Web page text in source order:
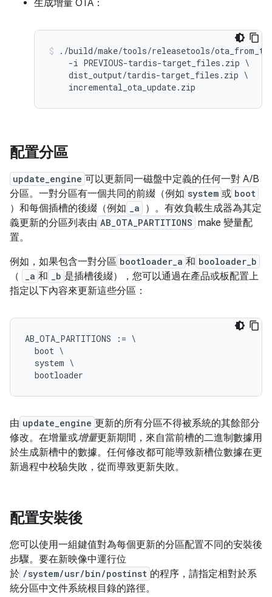
生成增量 OTA：
./build/make/tools/releasetools/
    -i PREVIOUS-tardis-target_files.zip \
    dist_output/tardis-target_files.zip \
配置分區
update_engine 可以更新同一磁盤中定義的任何一對 A/B
分區。一對分區有一個共同的前綴（例如 system 或 boot
）和每個插槽的後綴（例如 _a
）。有效負載生成器為其定
義更新的分區列表由 AB_OTA_PARTITIONS make 變量配
置。
例如，如果包含一對分區 bootloader_a 和 booloader_b
（ _a 和 _b 是插槽後綴），您可以通過在產品或板配置上
指定以下內容來更新這些分區：
AB_OTA_PARTITIONS := \
  boot \
  system \
由 update_engine 更新的所有分區不得被系統的其餘部分
修改。在增量或增量更新期間，來自當前槽的二進制數據用
於生成新槽中的數據。任何修改都可能導致新槽位數據在更
新過程中校驗失敗，從而導致更新失敗。
配置安裝後
您可以使用一組鍵值對為每個更新的分區配置不同的安裝後
步驟。要在新映像中運行位
於 /system/usr/bin/postinst 的程序，請指定相對於系
統分區中文件系統根目錄的路徑。